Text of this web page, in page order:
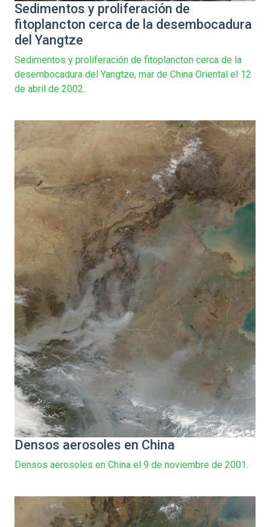
Sedimentos y proliferación de
fitoplancton cerca de la desembocadura
del Yangtze
Sedimentos y proliferación de fitoplancton cerca de la
desembocadura del Yangtze, mar de China Oriental el 12
de abril de 2002.
Densos aerosoles en China
Densos aerosoles en China el 9 de noviembre de 2001.